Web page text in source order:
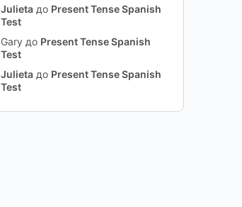
Julieta до Present Tense Spanish
Test
Gary до Present Tense Spanish
Test
Julieta до Present Tense Spanish
Test